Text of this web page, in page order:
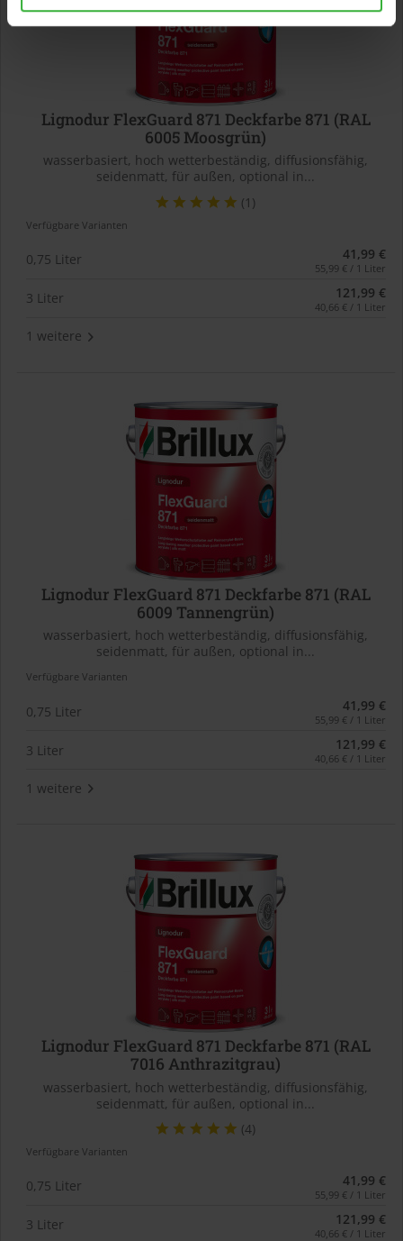
Lignodur FlexGuard 871 Deckfarbe 871 (RAL
6005 Moosgrün)
wasserbasiert, hoch wetterbeständig, diffusionsfähig,
seidenmatt, für außen, optional in...
(1)
Verfügbare Varianten
0,75 Liter 41,99 €
55,99 € / 1 Liter
3 Liter 121,99 €
40,66 € / 1 Liter
1 weitere
Lignodur FlexGuard 871 Deckfarbe 871 (RAL
6009 Tannengrün)
wasserbasiert, hoch wetterbeständig, diffusionsfähig,
seidenmatt, für außen, optional in...
Verfügbare Varianten
0,75 Liter 41,99 €
55,99 € / 1 Liter
3 Liter 121,99 €
40,66 € / 1 Liter
1 weitere
Lignodur FlexGuard 871 Deckfarbe 871 (RAL
7016 Anthrazitgrau)
wasserbasiert, hoch wetterbeständig, diffusionsfähig,
seidenmatt, für außen, optional in...
(4)
Verfügbare Varianten
0,75 Liter 41,99 €
55,99 € / 1 Liter
3 Liter 121,99 €
40,66 € / 1 Liter